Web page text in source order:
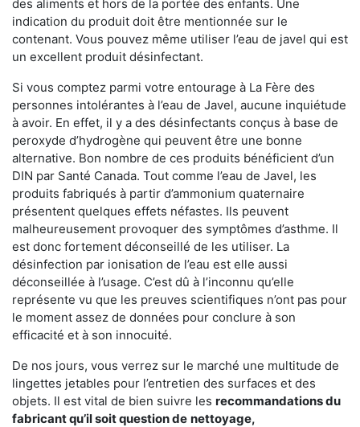
des aliments et hors de la portée des enfants. Une
indication du produit doit être mentionnée sur le
contenant. Vous pouvez même utiliser l’eau de javel qui est
un excellent produit désinfectant.
Si vous comptez parmi votre entourage à La Fère des
personnes intolérantes à l’eau de Javel, aucune inquiétude
à avoir. En effet, il y a des désinfectants conçus à base de
peroxyde d’hydrogène qui peuvent être une bonne
alternative. Bon nombre de ces produits bénéficient d’un
DIN par Santé Canada. Tout comme l’eau de Javel, les
produits fabriqués à partir d’ammonium quaternaire
présentent quelques effets néfastes. Ils peuvent
malheureusement provoquer des symptômes d’asthme. Il
est donc fortement déconseillé de les utiliser. La
désinfection par ionisation de l’eau est elle aussi
déconseillée à l’usage. C’est dû à l’inconnu qu’elle
représente vu que les preuves scientifiques n’ont pas pour
le moment assez de données pour conclure à son
efficacité et à son innocuité.
De nos jours, vous verrez sur le marché une multitude de
lingettes jetables pour l’entretien des surfaces et des
objets. Il est vital de bien suivre les recommandations du
fabricant qu’il soit question de nettoyage,